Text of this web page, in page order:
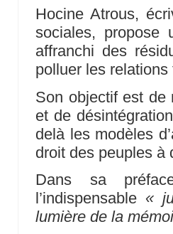
Hocine Atrous,
sociales, propose
affranchi des
polluer les
Son objectif est de
et de
delà les modèles
droit des peuples à
Dans sa
l’indispensable «
lumière de la